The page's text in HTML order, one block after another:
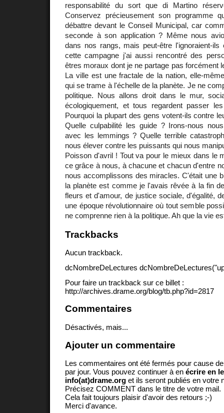
responsabilité du sort que di Martino
Conservez précieusement son programme
débattre devant le Conseil Municipal, car
seconde à son application ? Même nous
dans nos rangs, mais peut-être l'ignoraient-ils
cette campagne j'ai aussi rencontré des
êtres moraux dont je ne partage pas forcément
La ville est une fractale de la nation, elle-
qui se trame à l'échelle de la planète. Je ne
politique. Nous allons droit dans le mur,
écologiquement, et tous regardent passer
Pourquoi la plupart des gens votent-ils contre
Quelle culpabilité les guide ? Irons-nous
avec les lemmings ? Quelle terrible
nous élever contre les puissants qui nous
Poisson d'avril ! Tout va pour le mieux dans le
ce grâce à nous, à chacune et chacun d'entre
nous accomplissons des miracles. C'était une
la planète est comme je l'avais rêvée à la fin
fleurs et d'amour, de justice sociale, d'égalité,
une époque révolutionnaire où tout semble
ne comprenne rien à la politique. Ah que la vie
Trackbacks
Aucun trackback.
dcNombreDeLectures
Pour faire un trackback sur ce billet :
http://archives.drame.org/blog/tb.php?id=2817
Commentaires
Désactivés, mais...
Ajouter un commentaire
Les commentaires ont été fermés pour cause
par jour. Vous pouvez continuer à en écrire en
info(at)drame.org et ils seront publiés en votre
Précisez COMMENT dans le titre de votre mail.
Cela fait toujours plaisir d'avoir des retours ;-)
Merci d'avance.